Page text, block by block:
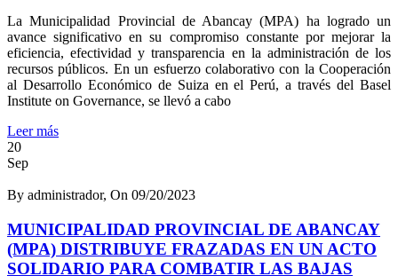
La Municipalidad Provincial de Abancay (MPA) ha logrado un
avance significativo en su compromiso constante por mejorar la
eficiencia, efectividad y transparencia en la administración de los
recursos públicos. En un esfuerzo colaborativo con la Cooperación
al Desarrollo Económico de Suiza en el Perú, a través del Basel
Institute on Governance, se llevó a cabo
Leer más
20
Sep
By administrador, On 09/20/2023
MUNICIPALIDAD PROVINCIAL DE ABANCAY
(MPA) DISTRIBUYE FRAZADAS EN UN ACTO
SOLIDARIO PARA COMBATIR LAS BAJAS